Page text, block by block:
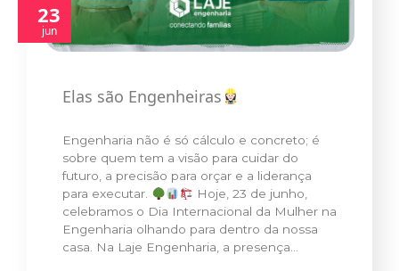
23
jun
Elas são Engenheiras
Engenharia não é só cálculo e concreto; é
sobre quem tem a visão para cuidar do
futuro, a precisão para orçar e a liderança
para executar.
Hoje, 23 de junho,
celebramos o Dia Internacional da Mulher na
Engenharia olhando para dentro da nossa
casa. Na Laje Engenharia, a presença…